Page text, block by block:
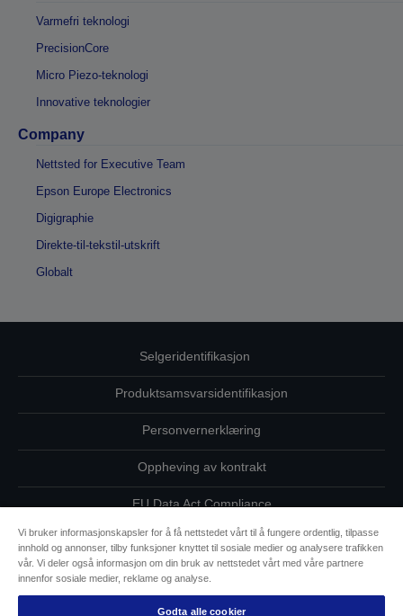
Varmefri teknologi
PrecisionCore
Micro Piezo-teknologi
Innovative teknologier
Company
Nettsted for Executive Team
Epson Europe Electronics
Digigraphie
Direkte-til-tekstil-utskrift
Globalt
Selgeridentifikasjon
Produktsamsvarsidentifikasjon
Personvernerklæring
Oppheving av kontrakt
EU Data Act Compliance
Ta kontakt med oss vedrørende personopplysningene dine
Informasjon om informasjonskapsler
Vi bruker informasjonskapsler for å få nettstedet vårt til å fungere ordentlig, tilpasse
innhold og annonser, tilby funksjoner knyttet til sosiale medier og analysere trafikken
vår. Vi deler også informasjon om din bruk av nettstedet vårt med våre partnere
innenfor sosiale medier, reklame og analyse.
Godta alle cookier